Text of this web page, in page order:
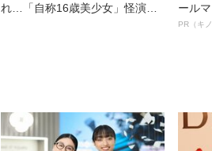
れ…「自称16歳美少女」怪演
ール
ルイ
PR（キ